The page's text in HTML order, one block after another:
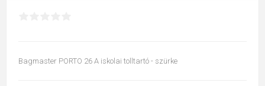
Bagmaster PORTO 26 A iskolai tolltartó - szürke